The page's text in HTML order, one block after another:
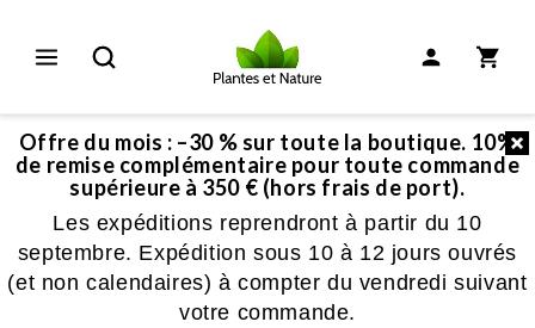
Offre du mois : –30 % sur toute la boutique. 10%
de remise complémentaire pour toute commande
supérieure à 350 € (hors frais de port).
Les expéditions reprendront à partir du 10
septembre. Expédition sous 10 à 12 jours ouvrés
(et non calendaires) à compter du vendredi suivant
votre commande.